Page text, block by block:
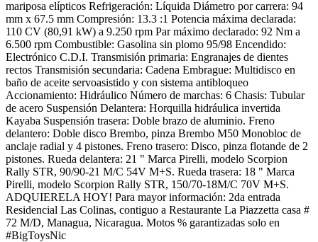
mariposa elípticos Refrigeración: Líquida Diámetro por carrera: 94
mm x 67.5 mm Compresión: 13.3 :1 Potencia máxima declarada:
110 CV (80,91 kW) a 9.250 rpm Par máximo declarado: 92 Nm a
6.500 rpm Combustible: Gasolina sin plomo 95/98 Encendido:
Electrónico C.D.I. Transmisión primaria: Engranajes de dientes
rectos Transmisión secundaria: Cadena Embrague: Multidisco en
baño de aceite servoasistido y con sistema antibloqueo
Accionamiento: Hidráulico Número de marchas: 6 Chasis: Tubular
de acero Suspensión Delantera: Horquilla hidráulica invertida
Kayaba Suspensión trasera: Doble brazo de aluminio. Freno
delantero: Doble disco Brembo, pinza Brembo M50 Monobloc de
anclaje radial y 4 pistones. Freno trasero: Disco, pinza flotande de 2
pistones. Rueda delantera: 21 " Marca Pirelli, modelo Scorpion
Rally STR, 90/90-21 M/C 54V M+S. Rueda trasera: 18 " Marca
Pirelli, modelo Scorpion Rally STR, 150/70-18M/C 70V M+S.
ADQUIERELA HOY! Para mayor información: 2da entrada
Residencial Las Colinas, contiguo a Restaurante La Piazzetta casa #
72 M/D, Managua, Nicaragua. Motos % garantizadas solo en
#BigToysNic